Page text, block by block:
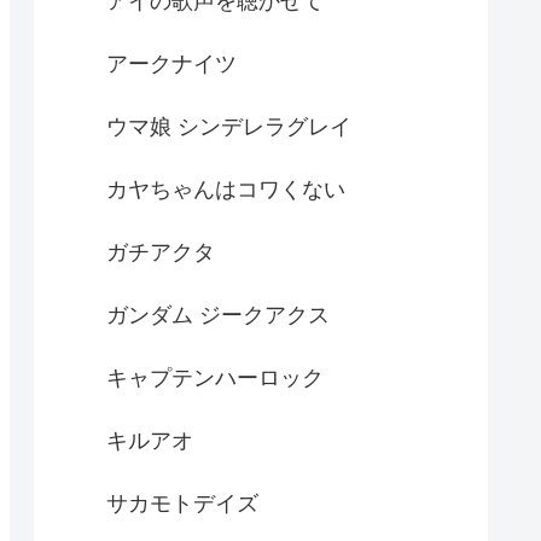
アークナイツ
ウマ娘 シンデレラグレイ
カヤちゃんはコワくない
ガチアクタ
ガンダム ジークアクス
キャプテンハーロック
キルアオ
サカモトデイズ